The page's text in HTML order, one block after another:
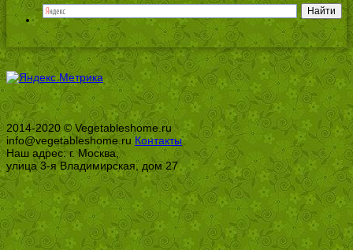
2014-2020 © Vegetableshome.ru
info@vegetableshome.ru Контакты
Наш адрес: г. Москва,
улица 3-я Владимирская, дом 27